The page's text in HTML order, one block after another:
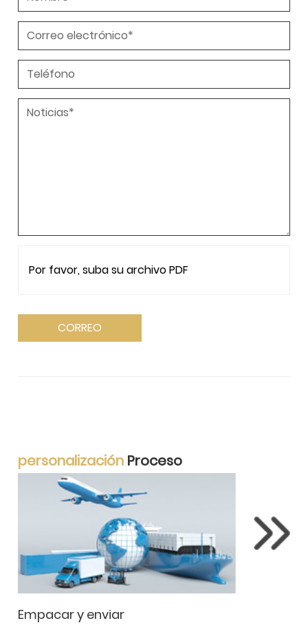
Por favor, suba su archivo PDF
personalización Proceso
y enviar